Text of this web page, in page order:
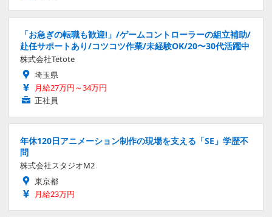
「お急ぎの転職も歓迎!」/ゲームコントローラーの組立補助/
赴任サポートあり/コツコツ作業/未経験OK/20〜30代活躍中
株式会社Tetote
埼玉県
月給27万円～34万円
正社員
年休120日アニメーション制作の現場を支える「SE」学歴不
問
株式会社スタジオM2
東京都
月給23万円